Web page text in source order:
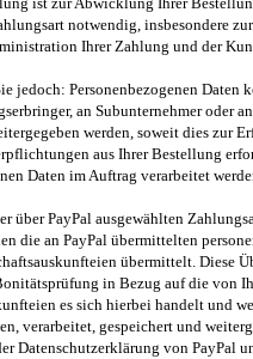
notwendig, insbesondere
Ihrer Zahlung und der
jedoch: Personenbezogenen Daten
an Subunternehmer oder
werden, soweit dies zur
aus Ihrer Bestellung
Daten im Auftrag verarbeitet
über PayPal ausgewählten
die an PayPal übermittelten
übermittelt. Diese
in Bezug auf die von
es sich hierbei handelt und
verarbeitet, gespeichert und
Datenschutzerklärung von PayPal